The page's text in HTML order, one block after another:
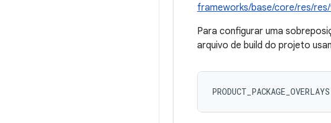
frameworks/base/core/res/
Para configurar uma
arquivo de build do projeto